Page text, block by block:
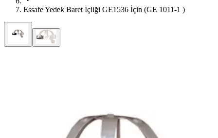
Essafe Yedek Baret İçliği GE1536 İçin (GE 1011-1 )